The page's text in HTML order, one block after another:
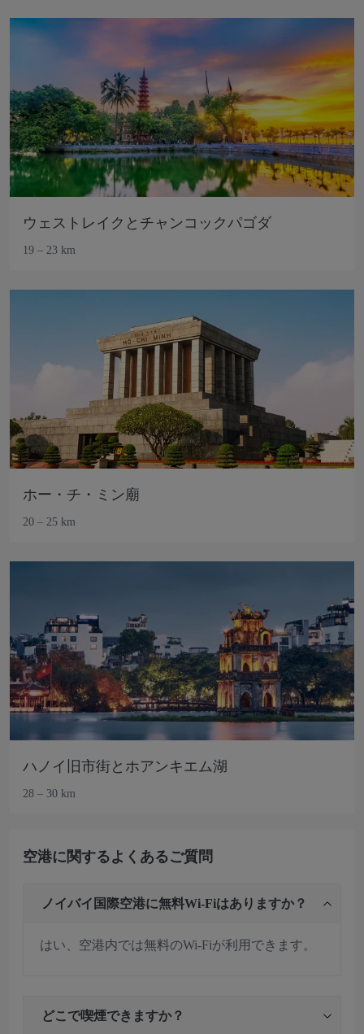
ウェストレイクとチャンコックパゴダ
19 – 23 km
ホー・チ・ミン廟
20 – 25 km
ハノイ旧市街とホアンキエム湖
28 – 30 km
空港に関するよくあるご質問
ノイバイ国際空港に無料Wi‑Fiはありますか？
はい、空港内では無料のWi‑Fiが利用できます。
どこで喫煙できますか？